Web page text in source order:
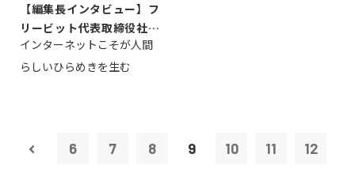
【編集長インタビュー】フ
リービット代表取締役社長
ＣＥＯ 石田...
インターネットこそが人間
らしいひらめきを生む
6 7 8 9 10 11 12